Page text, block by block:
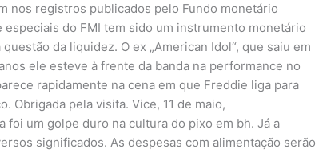
nos registros publicados pelo Fundo monetário
do FMI tem sido um instrumento monetário
da liquidez. O ex „American Idol“, que saiu em
ele esteve à frente da banda na performance no
rapidamente na cena em que Freddie liga para
Obrigada pela visita. Vice, 11 de maio,
foi um golpe duro na cultura do pixo em bh. Já a
significados. As despesas com alimentação serão